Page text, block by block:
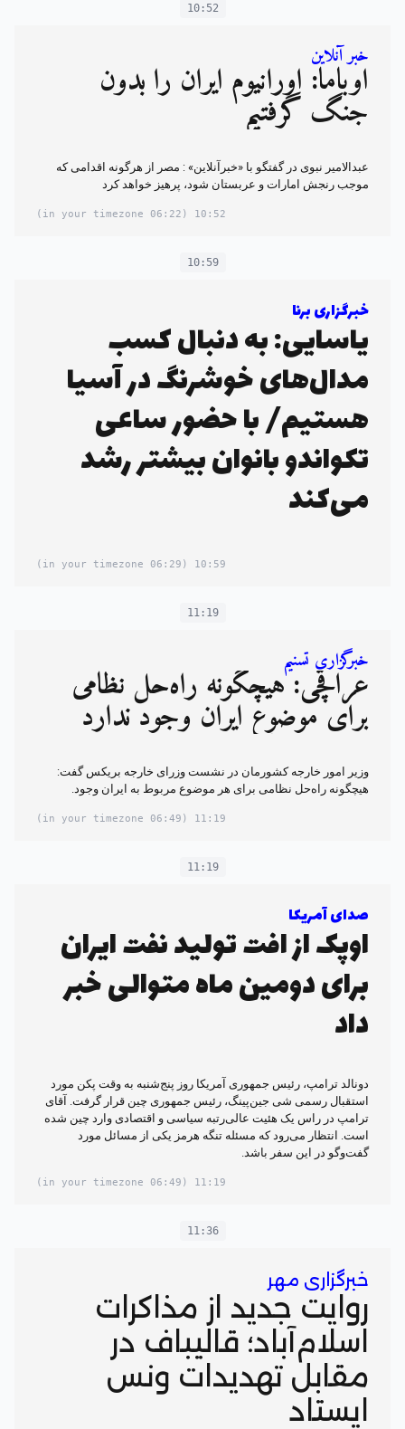
10:52
خبر آنلاین
اوباما: اورانیوم ایران را بدون
جنگ گرفتیم
عبدالامیر نبوی در گفتگو با «خبرآنلاین» : مصر از هرگونه اقدامی که
موجب رنجش امارات و عربستان شود، پرهیز خواهد کرد
10:52
(06:22 in your timezone)
10:59
خبرگزاری برنا
یاسایی: به دنبال کسب
مدال‌های خوشرنگ در آسیا
هستیم/ با حضور ساعی
تکواندو بانوان بیشتر رشد
می‌کند
10:59
(06:29 in your timezone)
11:19
خبرگزاری تسنیم
عراقچی: هیچگونه راه‌حل نظامی
برای موضوع ایران وجود ندارد
وزیر امور خارجه کشورمان در نشست وزرای خارجه بریکس گفت:
هیچگونه راه‌حل نظامی برای هر موضوع مربوط به ایران وجود.
11:19
(06:49 in your timezone)
11:19
صدای آمریکا
اوپک از افت تولید نفت ایران
برای دومین ماه متوالی خبر
داد
دونالد ترامپ، رئیس جمهوری آمریکا روز پنج‌شنبه به وقت پکن مورد
استقبال رسمی شی جین‌پینگ، رئیس جمهوری چین قرار گرفت. آقای
ترامپ در راس یک هئیت عالی‌رتبه سیاسی و اقتصادی وارد چین شده
است. انتظار می‌رود که مسئله تنگه هرمز یکی از مسائل مورد
گفت‌وگو در این سفر باشد.
11:19
(06:49 in your timezone)
11:36
خبرگزاری مهر
روایت جدید از مذاکرات
اسلام‌آباد؛ قالیباف در
مقابل تهدیدات ونس
ایستاد